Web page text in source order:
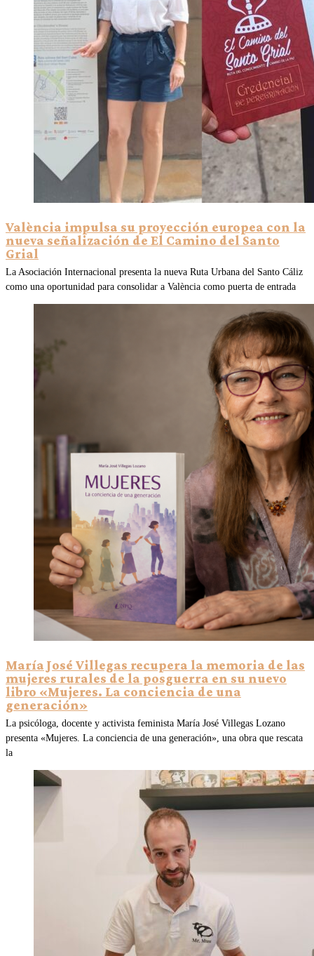
València impulsa su proyección europea con la
nueva señalización de El Camino del Santo
Grial
La Asociación Internacional presenta la nueva Ruta Urbana del Santo Cáliz
como una oportunidad para consolidar a València como puerta de entrada
María José Villegas recupera la memoria de las
mujeres rurales de la posguerra en su nuevo
libro «Mujeres. La conciencia de una
generación»
La psicóloga, docente y activista feminista María José Villegas Lozano
presenta «Mujeres. La conciencia de una generación», una obra que rescata
la